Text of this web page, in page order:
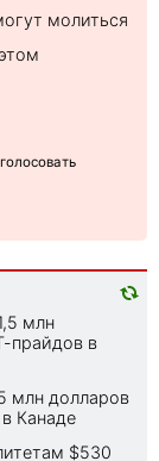
молиться
млн
прайдов в
млн долларов
Канаде
$530